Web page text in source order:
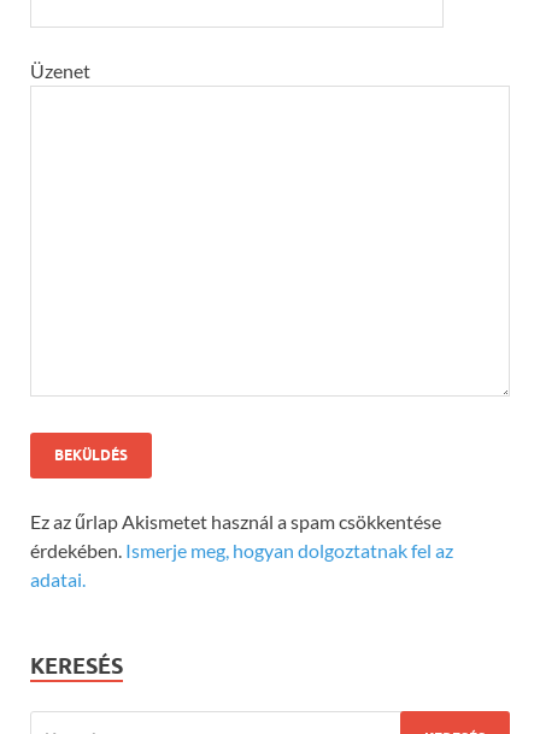
Üzenet
Ez az űrlap Akismetet használ a spam csökkentése
érdekében. Ismerje meg, hogyan dolgoztatnak fel az
adatai.
KERESÉS